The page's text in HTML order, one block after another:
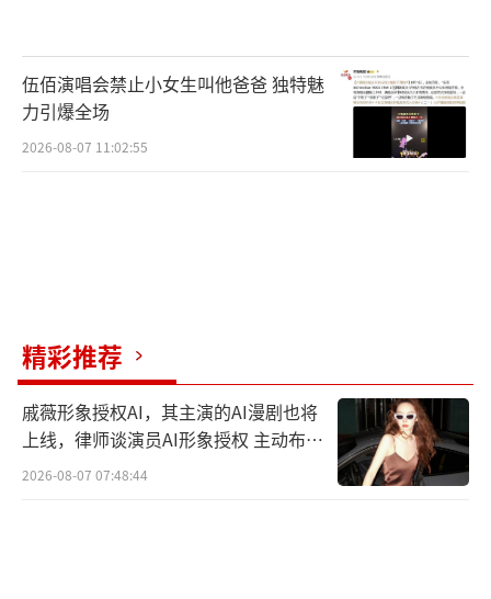
发布杀青照、杀青特辑与群像剧照海报，剧集
拍摄幕后故事惊喜曝光。各位主演也专门为杀
青拍摄视频与角色暂时告别，期待剧集播出之
两万余件。大到澳门内港码头和金融街，小到
咖啡厅、港口渡船，都力求符合当时的历史原
貌。服装设计与配饰细节更是一丝不苟，力求
在贴合时代背景的同时凸显角色的性格特征。
暗色三件套西装凸显出何贤（任嘉伦饰）的职
伍佰演唱会禁止小女生叫他爸爸 独特魅
力引爆全场
2026-08-07 11:02:55
精彩推荐
戚薇形象授权AI，其主演的AI漫剧也将
上线，律师谈演员AI形象授权 主动布局
数字资产
2026-08-07 07:48:44